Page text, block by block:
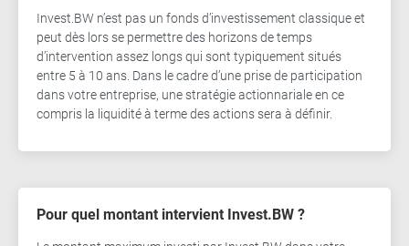
Invest.BW n’est pas un fonds d’investissement classique et
peut dès lors se permettre des horizons de temps
d’intervention assez longs qui sont typiquement situés
entre 5 à 10 ans. Dans le cadre d’une prise de participation
dans votre entreprise, une stratégie actionnariale en ce
compris la liquidité à terme des actions sera à définir.
Pour quel montant intervient Invest.BW ?